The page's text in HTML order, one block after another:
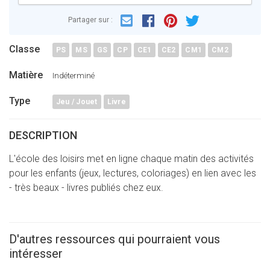
Classe PS MS GS CP CE1 CE2 CM1 CM2
Matière Indéterminé
Type Jeu / Jouet Livre
Partager sur : EmailFacebook
Pinterest
DESCRIPTION
L'école des loisirs met en ligne chaque matin des activités
pour les enfants (jeux, lectures, coloriages) en lien avec les
- très beaux - livres publiés chez eux.
D'autres ressources qui pourraient vous
intéresser